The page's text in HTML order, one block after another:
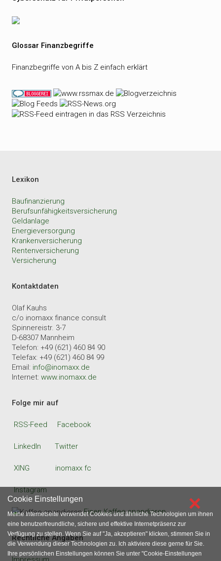
Glossar Finanzbegriffe
Finanzbegriffe von A bis Z einfach erklärt
Lexikon
Baufinanzierung
Berufsunfähigkeitsversicherung
Geldanlage
Energieversorgung
Krankenversicherung
Rentenversicherung
Versicherung
Kontaktdaten
Olaf Kauhs
c/o inomaxx finance consult
Spinnereistr. 3-7
D-68307 Mannheim
Telefon: +49 (621) 460 84 90
Telefax: +49 (621) 460 84 99
Email: info@inomaxx.de
Internet: www.inomaxx.de
Folge mir auf
RSS-Feed Facebook
LinkedIn Twitter
XING inomaxx fc
Instagram
Einen Kaffee spendieren
Rechtliche Angaben
×
Cookie Einstellungen
Meine Internetseite verwendet Cookies und ähnliche Technologien um ihnen
eine benutzerfreundliche, sichere und effektive Internetpräsenz zur
Verfügung zu stellen. Wenn Sie auf "Ja, akzeptieren" klicken, stimmen Sie in
die Verwendung dieser Technologien zu. Ich aktiviere diese gerne für Sie.
Ihre persönlichen Einstellungen können Sie unter "Cookie-Einstellungen